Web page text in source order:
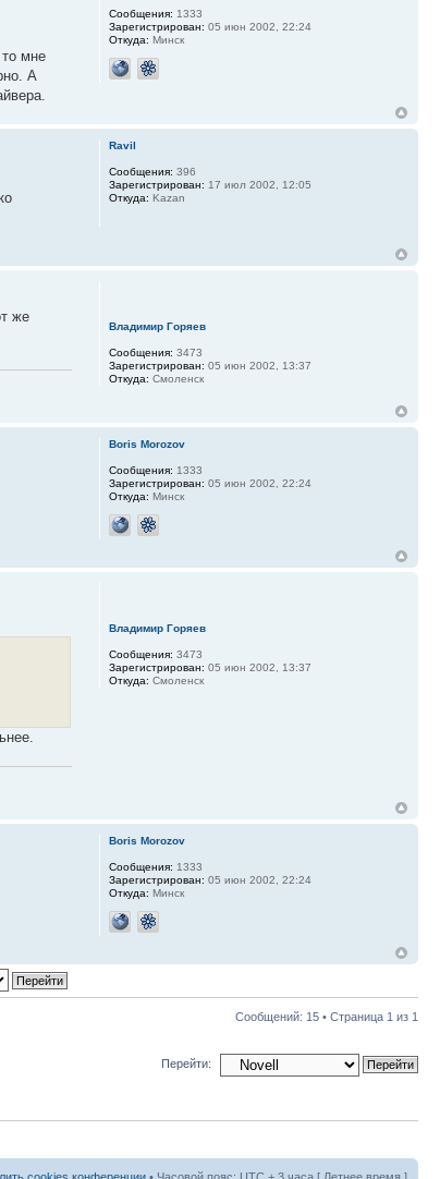
мне
А
Сообщения: 1333
Зарегистрирован: 05 июн 2002, 22:24
Откуда: Минск
Ravil
Сообщения: 396
Зарегистрирован: 17 июл 2002, 12:05
Откуда: Kazan
же
Владимир Горяев
Сообщения: 3473
Зарегистрирован: 05 июн 2002, 13:37
Откуда: Смоленск
Boris Morozov
Сообщения: 1333
Зарегистрирован: 05 июн 2002, 22:24
Откуда: Минск
Владимир Горяев
Сообщения: 3473
Зарегистрирован: 05 июн 2002, 13:37
Откуда: Смоленск
Boris Morozov
Сообщения: 1333
Зарегистрирован: 05 июн 2002, 22:24
Откуда: Минск
Сообщений: 15 • Страница 1 из 1
Перейти: